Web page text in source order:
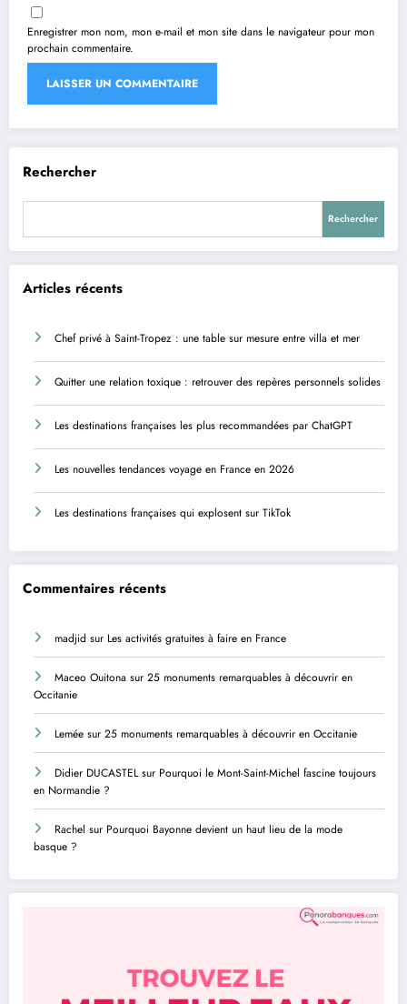
Enregistrer mon nom, mon e-mail et mon site dans le navigateur pour mon
prochain commentaire.
Rechercher
Rechercher
Articles récents
Chef privé à Saint-Tropez : une table sur mesure entre villa et mer
Quitter une relation toxique : retrouver des repères personnels solides
Les destinations françaises les plus recommandées par ChatGPT
Les nouvelles tendances voyage en France en 2026
Les destinations françaises qui explosent sur TikTok
Commentaires récents
madjid sur Les activités gratuites à faire en France
Maceo Ouitona sur 25 monuments remarquables à découvrir en
Occitanie
Lemée sur 25 monuments remarquables à découvrir en Occitanie
Didier DUCASTELsur Pourquoi le Mont-Saint-Michel fascine toujours
en Normandie ?
Rachel sur Pourquoi Bayonne devient un haut lieu de la mode
basque ?